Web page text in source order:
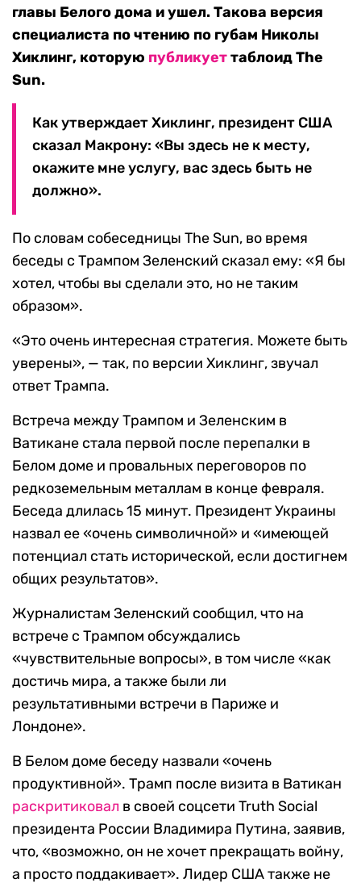
главы Белого дома и ушел. Такова версия
специалиста по чтению по губам Николы
Хиклинг, которую публикуеттаблоид The
Sun.
Как утверждает Хиклинг, президент США
сказал Макрону: «Вы здесь не к месту,
окажите мне услугу, вас здесь быть не
должно».
По словам собеседницы The Sun, во время
беседы с Трампом Зеленский сказал ему: «Я бы
хотел, чтобы вы сделали это, но не таким
образом».
«Это очень интересная стратегия. Можете быть
уверены», — так, по версии Хиклинг, звучал
ответ Трампа.
Встреча между Трампом и Зеленским в
Ватикане стала первой после перепалки в
Белом доме и провальных переговоров по
редкоземельным металлам в конце февраля.
Беседа длилась 15 минут. Президент Украины
назвал ее «очень символичной» и «имеющей
потенциал стать исторической, если достигнем
общих результатов».
Журналистам Зеленский сообщил, что на
встрече с Трампом обсуждались
«чувствительные вопросы», в том числе «как
достичь мира, а также были ли
результативными встречи в Париже и
Лондоне».
В Белом доме беседу назвали «очень
продуктивной». Трамп после визита в Ватикан
раскритиковал в своей соцсети Truth Social
президента России Владимира Путина, заявив,
что, «возможно, он не хочет прекращать войну,
а просто поддакивает». Лидер США также не